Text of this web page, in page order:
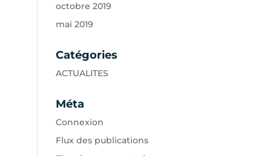
octobre 2019
mai 2019
Catégories
ACTUALITES
Méta
Connexion
Flux des publications